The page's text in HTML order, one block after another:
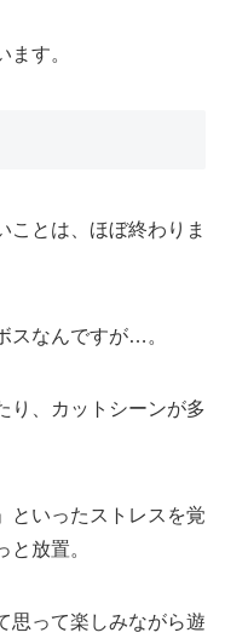
す。
ことは、ほぼ終わりま
スなんですが…。
り、カットシーンが多
といったストレスを覚
放置。
思って楽しみながら遊